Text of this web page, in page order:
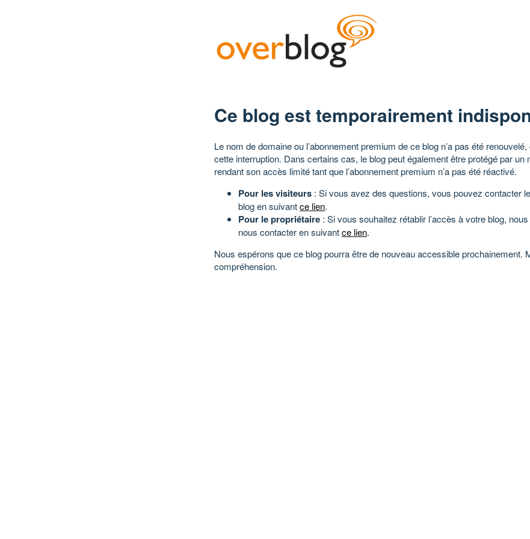
Ce blog est temporairement
Le nom de domaine ou l’abonnement premium de ce blog n’a pas été
cette interruption. Dans certains cas, le blog peut également être protégé par un
rendant son accès limité tant que l’abonnement premium n’a pas été réactivé.
Pour les visiteurs : Si vous avez des questions, vous pouvez contacter
blog en suivantce lien.
Pour le propriétaire : Si vous souhaitez rétablir l’accès à votre blog,
nous contacter en suivantce lien.
Nous espérons que ce blog pourra être de nouveau accessible prochainement.
compréhension.